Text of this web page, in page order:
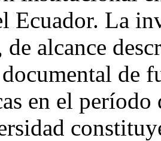
Ecuador. La
alcance
de
en el